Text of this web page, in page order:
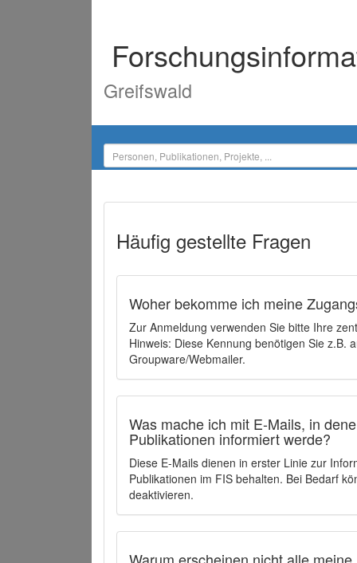
Greifswald
Häufig gestellte Fragen
Woher bekomme ich meine
Zur Anmeldung verwenden Sie bitte Ihre
Hinweis: Diese Kennung benötigen Sie z.B.
Groupware/Webmailer.
Was mache ich mit E-Mails, in
Publikationen informiert werde?
Diese E-Mails dienen in erster Linie zur
Publikationen im FIS behalten. Bei Bedarf
deaktivieren.